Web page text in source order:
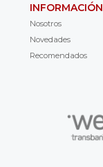
INFORMACIÓN
Nosotros
Novedades
Recomendados